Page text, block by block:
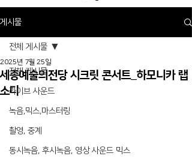
게시물
전체 게시물
라이브 사운드
녹음,믹스,마스터링
촬영, 중계
동시녹음, 후시녹음, 영상 사운드 믹스
전체 게시물
세종예술의전당 시크릿 콘서트_하모니카 랩
소디
2025년 7월 25일